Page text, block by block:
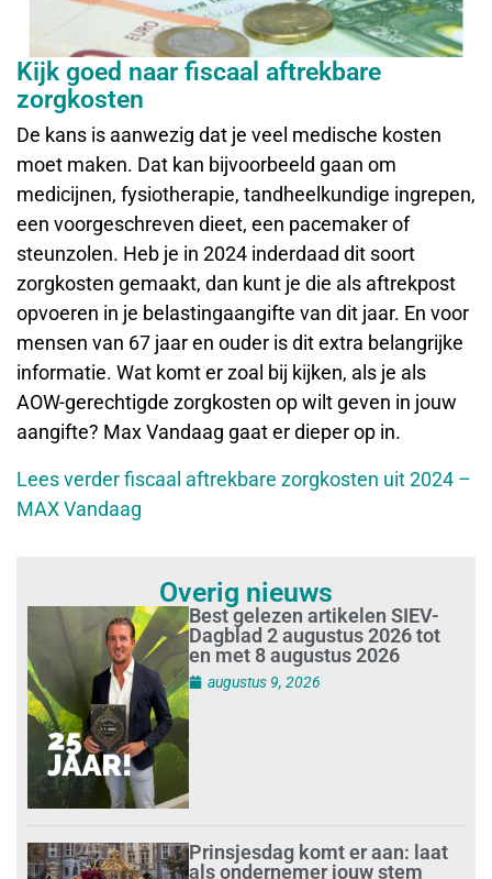
Kijk goed naar fiscaal aftrekbare
zorgkosten
De kans is aanwezig dat je veel medische kosten
moet maken. Dat kan bijvoorbeeld gaan om
medicijnen, fysiotherapie, tandheelkundige ingrepen,
een voorgeschreven dieet, een pacemaker of
steunzolen. Heb je in 2024 inderdaad dit soort
zorgkosten gemaakt, dan kunt je die als aftrekpost
opvoeren in je belastingaangifte van dit jaar. En voor
mensen van 67 jaar en ouder is dit extra belangrijke
informatie. Wat komt er zoal bij kijken, als je als
AOW-gerechtigde zorgkosten op wilt geven in jouw
aangifte? Max Vandaag gaat er dieper op in.
Lees verder fiscaal aftrekbare zorgkosten uit 2024 –
MAX Vandaag
Overig nieuws
Best gelezen artikelen SIEV-
Dagblad 2 augustus 2026 tot
en met 8 augustus 2026
augustus 9, 2026
Prinsjesdag komt er aan: laat
als ondernemer jouw stem